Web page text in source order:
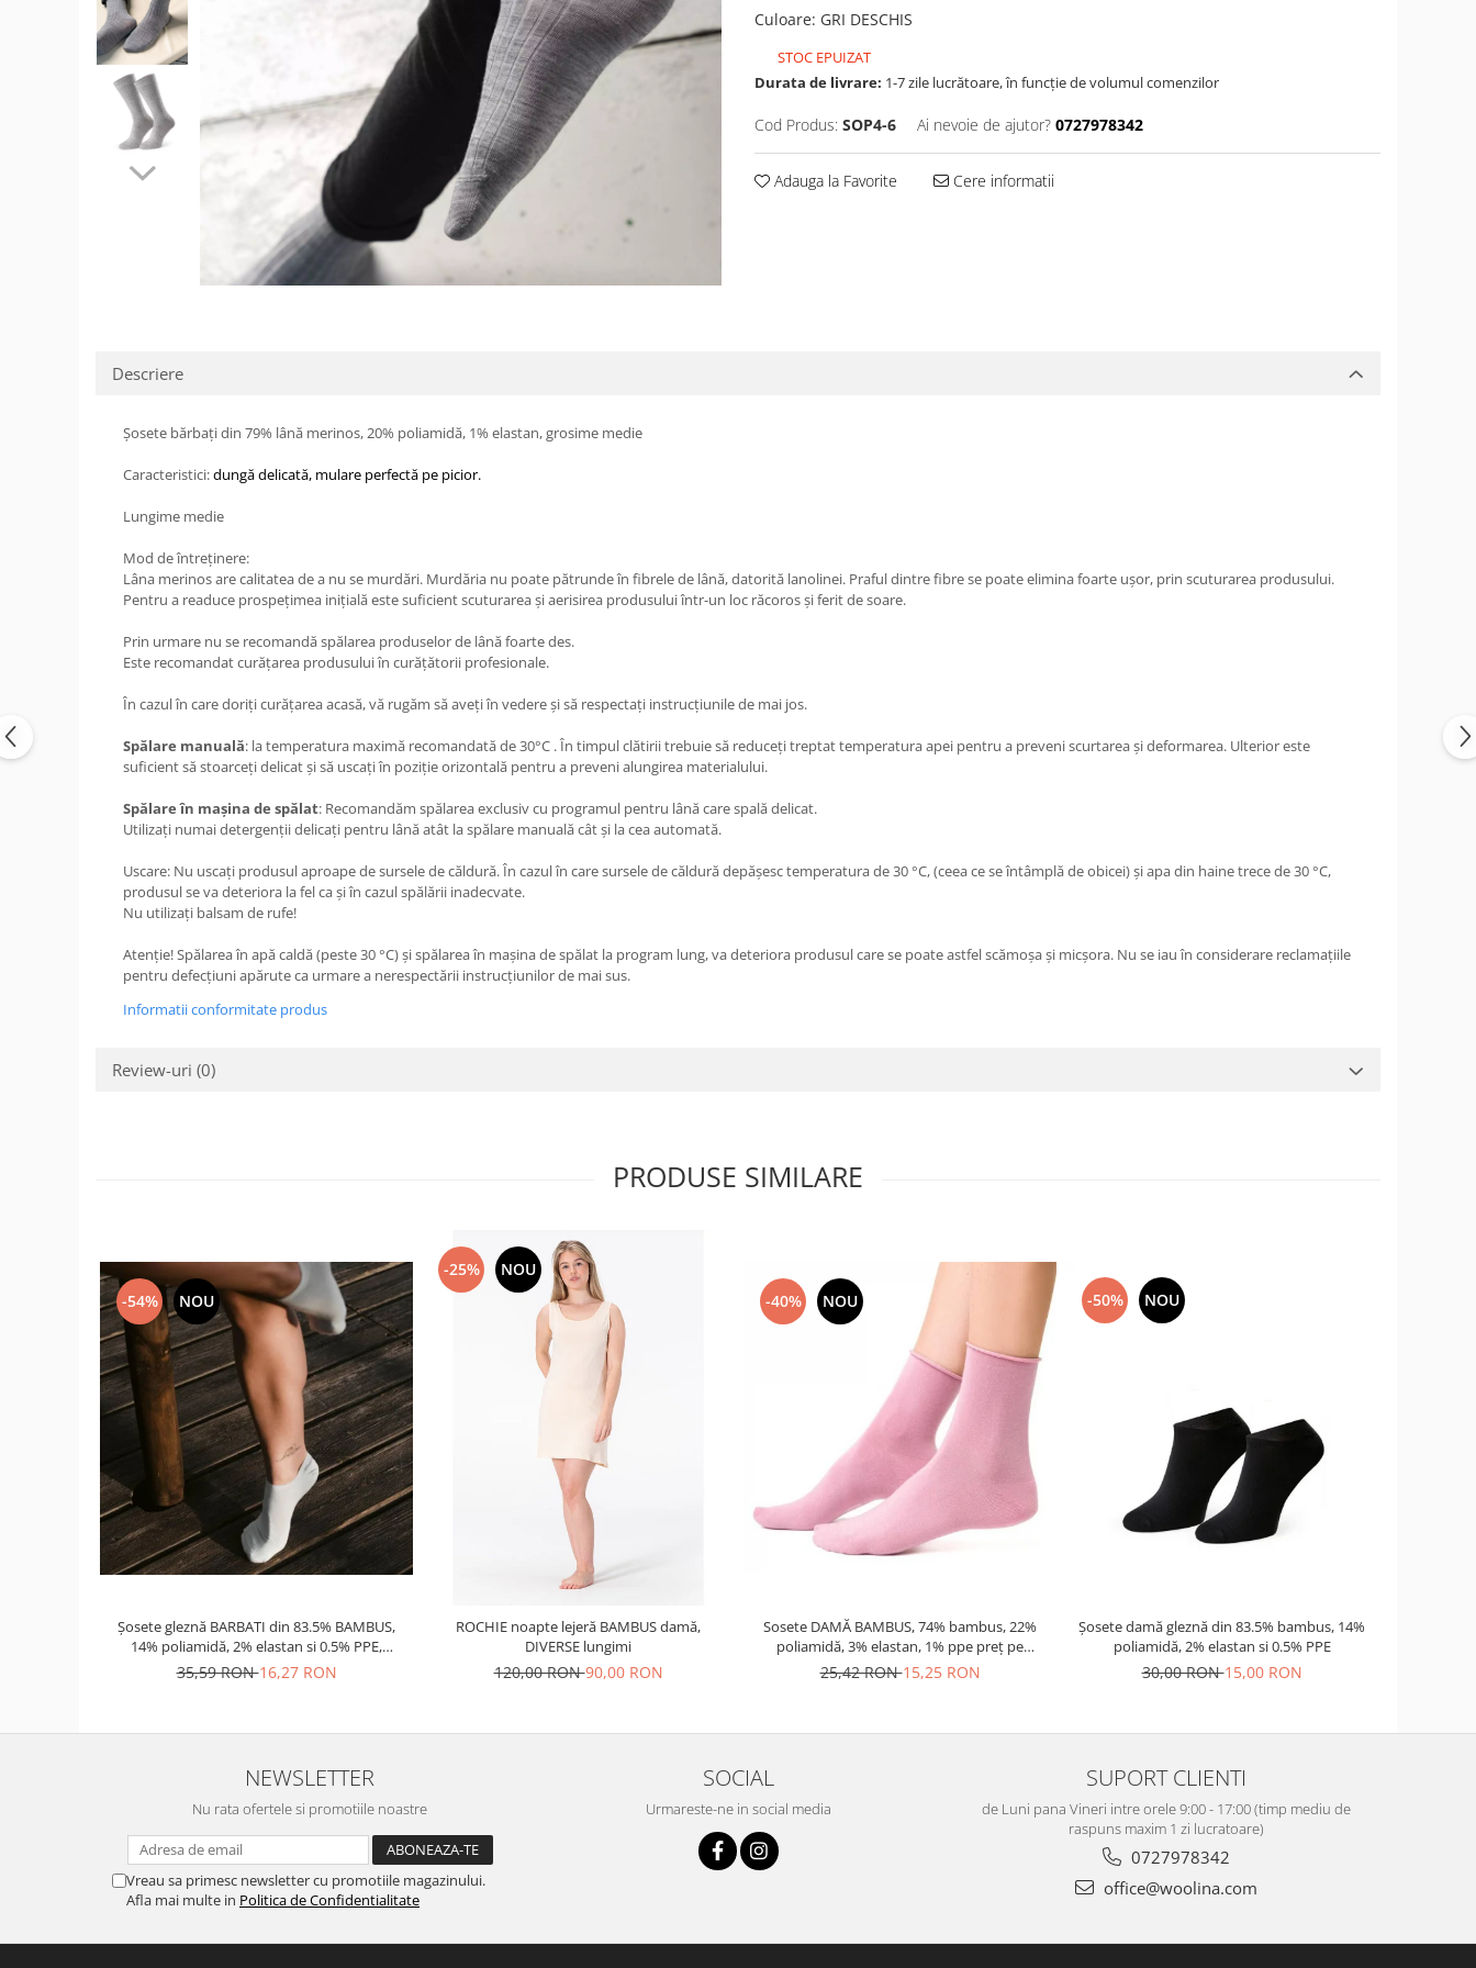
Lenjerie intima
Culoare: GRI DESCHIS
STOC EPUIZAT
Durata de livrare: 1-7 zile lucrătoare, în funcție de volumul comenzilor
Cod Produs: SOP4-6 Ai nevoie de ajutor? 0727978342
Adauga la Favorite Cere informatii
Descriere
Șosete bărbați din 79% lână merinos, 20% poliamidă, 1% elastan, grosime medie
Caracteristici:dungă delicată, mulare perfectă pe picior.
Lungime medie
Mod de întreținere:
Lâna merinos are calitatea de a nu se murdări. Murdăria nu poate pătrunde în fibrele de lână, datorită lanolinei. Praful dintre fibre se poate elimina foarte ușor, prin scuturarea produsului.
Pentru a readuce prospețimea inițială este suficient scuturarea și aerisirea produsului într-un loc răcoros și ferit de soare.
Prin urmare nu se recomandă spălarea produselor de lână foarte des.
Este recomandat curățarea produsului în curățătorii profesionale.
În cazul în care doriți curățarea acasă, vă rugăm să aveți în vedere și să respectați instrucțiunile de mai jos.
Spălare manuală: la temperatura maximă recomandată de 30°C . În timpul clătirii trebuie să reduceți treptat temperatura apei pentru a preveni scurtarea și deformarea. Ulterior este
suficient să stoarceți delicat și să uscați în poziție orizontală pentru a preveni alungirea materialului.
Spălare în mașina de spălat: Recomandăm spălarea exclusiv cu programul pentru lână care spală delicat.
Utilizați numai detergenții delicați pentru lână atât la spălare manuală cât și la cea automată.
Uscare: Nu uscați produsul aproape de sursele de căldură. În cazul în care sursele de căldură depășesc temperatura de 30 °C, (ceea ce se întâmplă de obicei) și apa din haine trece de 30 °C,
produsul se va deteriora la fel ca și în cazul spălării inadecvate.
Nu utilizați balsam de rufe!
Atenție! Spălarea în apă caldă (peste 30 °C) și spălarea în mașina de spălat la program lung, va deteriora produsul care se poate astfel scămoșa și micșora. Nu se iau în considerare reclamațiile
pentru defecțiuni apărute ca urmare a nerespectării instrucțiunilor de mai sus.
Informatii conformitate produs
Review-uri (0)
PRODUSE SIMILARE
-54% NOU
Șosete gleznă BARBATI din 83.5% BAMBUS,
14% poliamidă, 2% elastan si 0.5% PPE,
grosime medie
35,59 RON16,27 RON
-25% NOU
ROCHIE noapte lejeră BAMBUS damă,
DIVERSE lungimi
120,00 RON90,00 RON
-40% NOU
Sosete DAMĂ BAMBUS, 74% bambus, 22%
poliamidă, 3% elastan, 1% ppe preț pe
pereche
25,42 RON15,25 RON
-50% NOU
Șosete damă gleznă din 83.5% bambus, 14%
poliamidă, 2% elastan si 0.5% PPE
30,00 RON15,00 RON
NEWSLETTER
Nu rata ofertele si promotiile noastre
Vreau sa primesc newsletter cu promotiile magazinului.
Afla mai multe in Politica de Confidentialitate
SOCIAL
Urmareste-ne in social media
SUPORT CLIENTI
de Luni pana Vineri intre orele 9:00 - 17:00 (timp mediu de
raspuns maxim 1 zi lucratoare)
0727978342
office@woolina.com